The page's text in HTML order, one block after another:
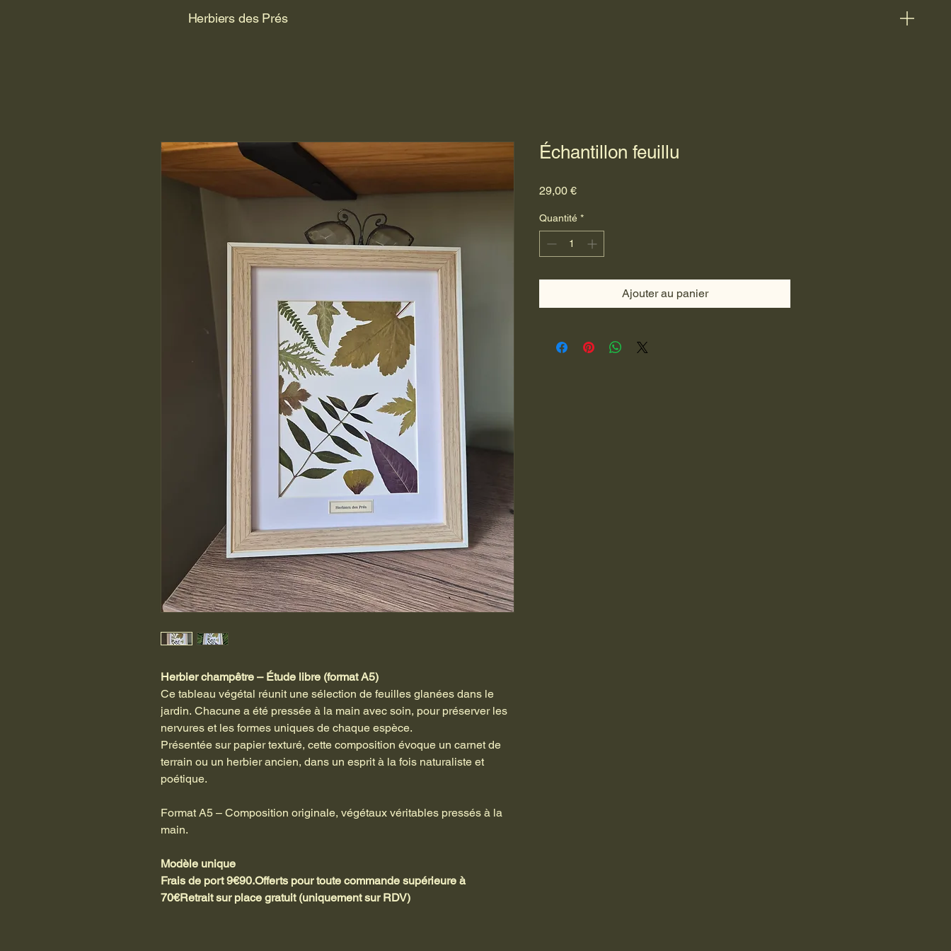
Herbiers des Prés
Herbier champêtre – Étude libre (format A5)
Ce tableau végétal réunit une sélection de feuilles glanées dans le
jardin. Chacune a été pressée à la main avec soin, pour préserver les
nervures et les formes uniques de chaque espèce.
Présentée sur papier texturé, cette composition évoque un carnet de
terrain ou un herbier ancien, dans un esprit à la fois naturaliste et
poétique.
Format A5 – Composition originale, végétaux véritables pressés à la
main.
Modèle unique
Frais de port 9€90.Offerts pour toute commande supérieure à
70€Retrait sur place gratuit (uniquement sur RDV)
Échantillon feuillu
29,00 €Prix
Quantité *
Ajouter au panier